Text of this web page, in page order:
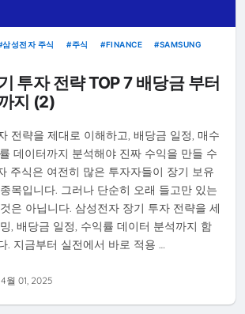
삼성전자 주식 주식 FINANCE
SAMSUNG
투자 전략 TOP 7 배당금 부터
지 (2)
전략을 제대로 이해하고, 배당금 일정, 매수
데이터까지 분석해야 진짜 수익을 만들 수
주식은 여전히 많은 투자자들이 장기 보유
목입니다. 그러나 단순히 오래 들고만 있는
은 아닙니다. 삼성전자 장기 투자 전략을 세
, 배당금 일정, 수익률 데이터 분석까지 함
. 지금부터 실전에서 바로 적용 …
4월 01, 2025